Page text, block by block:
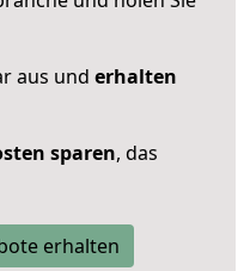
aus und erhalten
sparen, das
erhalten